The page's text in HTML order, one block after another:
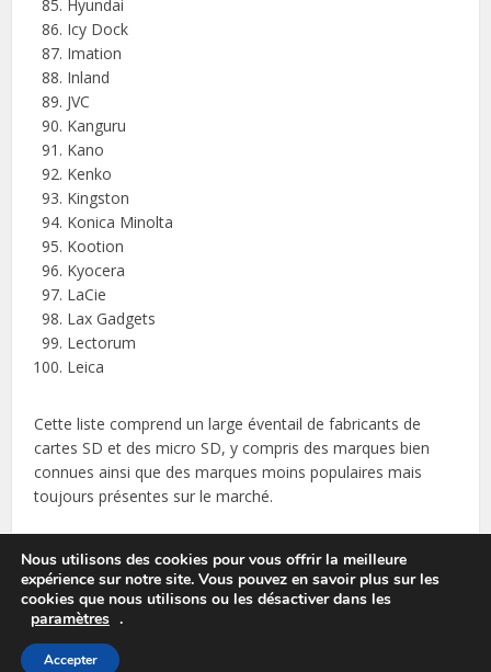
Hyundai
Icy Dock
Imation
Inland
JVC
Kanguru
Kano
Kenko
Kingston
Konica Minolta
Kootion
Kyocera
LaCie
Lax Gadgets
Lectorum
Leica
Cette liste comprend un large éventail de fabricants de
cartes SD et des micro SD, y compris des marques bien
connues ainsi que des marques moins populaires mais
toujours présentes sur le marché.
Nous utilisons des cookies pour vous offrir la meilleure
expérience sur notre site. Vous pouvez en savoir plus sur les
cookies que nous utilisons ou les désactiver dans les
paramètres .
Accepter